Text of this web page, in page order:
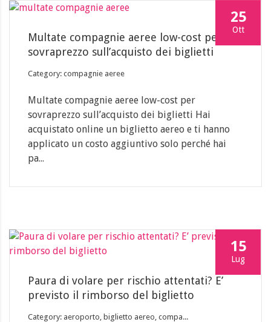
25
Ott
Multate compagnie aeree low-cost per
sovraprezzo sull’acquisto dei biglietti
Category: compagnie aeree
Multate compagnie aeree low-cost per
sovraprezzo sull’acquisto dei biglietti Hai
acquistato online un biglietto aereo e ti hanno
applicato un costo aggiuntivo solo perché hai
pa...
15
Lug
Paura di volare per rischio attentati? E’
previsto il rimborso del biglietto
Category: aeroporto, biglietto aereo, compa...